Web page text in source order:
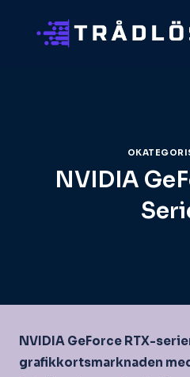
NVIDIA
NVIDIA GeForce RTX-
grafikkortsmarknaden